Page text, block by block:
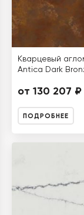
Кварцевый
Antica Dark
от 130 207 ₽
ПОДРОБНЕЕ